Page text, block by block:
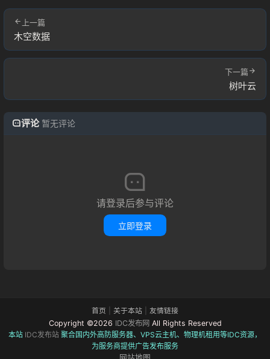
上一篇
木空数据
下一篇
树叶云
评论 暂无评论
请登录后参与评论
立即登录
首页 关于本站 友情链接
Copyright ©2026 IDC发布网All Rights Reserved
本站 IDC发布站 聚合国内外高防服务器、VPS云主机、物理机租用等IDC资源，
为服务商提供广告发布服务